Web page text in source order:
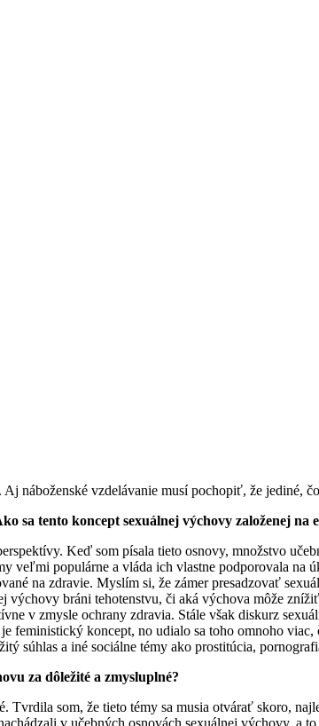
náboženské vzdelávanie musí pochopiť, že jediné,
sa tento koncept sexuálnej výchovy založenej
Keď som písala tieto osnovy, množstvo
veľmi populárne a vláda ich vlastne podporovala na
na zdravie. Myslím si, že zámer presadzovať
bráni tehotenstvu, či aká výchova môže
v zmysle ochrany zdravia. Stále však diskurz
feministický koncept, no udialo sa toho omnoho
súhlas a iné sociálne témy ako prostitúcia,
za dôležité a zmysluplné?
som, že tieto témy sa musia otvárať skoro,
v učebných osnovách sexuálnej výchovy, a